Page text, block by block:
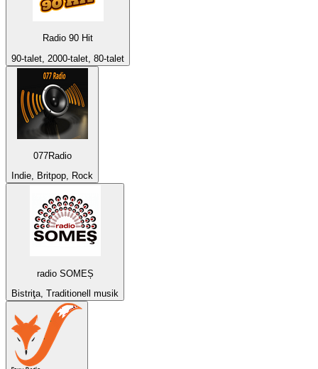
Radio 90 Hit
90-talet, 2000-talet, 80-talet
077Radio
Indie, Britpop, Rock
radio SOMEȘ
Bistriţa, Traditionell musik